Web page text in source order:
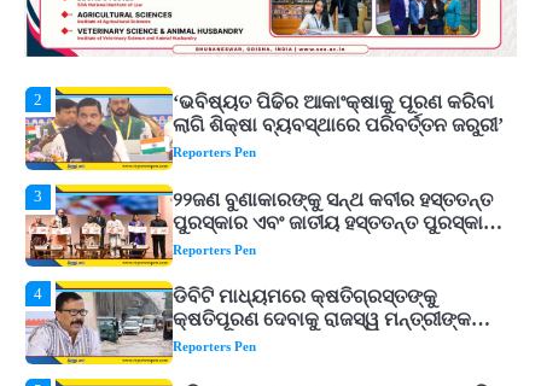
2
‘ଭବିଷ୍ୟତ ପିଢିର ଆକାଂକ୍ଷାକୁ ପୂରଣ କରିବା
ଲାଗି ଶିକ୍ଷା ବ୍ୟବସ୍ଥାରେ ପରିବର୍ତ୍ତନ ଜରୁରୀ’
3
୨୨ଜଣ ବୁଣାକାରଙ୍କୁ ସନ୍ଥ କବୀର ହସ୍ତତନ୍ତ
ପୁରସ୍କାର ଏବଂ ଜାତୀୟ ହସ୍ତତନ୍ତ ପୁରସ୍କାର
ପ୍ରଦାନ, ଓଡ଼ିଶାରୁ ୨ ଜଣଙ୍କୁ ମିଳିଲା
Reporters Pen
4
ଡିବିଟି ମାଧ୍ୟମରେ କ୍ଷତିଗ୍ରସ୍ତଙ୍କୁ
କ୍ଷତିପୂରଣ ଦେବାକୁ ରାଜସ୍ୱ ମନ୍ତ୍ରୀଙ୍କ
ନିର୍ଦ୍ଦେଶ
Reporters Pen
5
ଓଡ଼ିଶା ଫୁଡ୍ ପ୍ରୋ ୨୦୨୬ : ୪୩,୪୩୭ କୋଟି
ଟଙ୍କାର ନିବେଶ ପ୍ରସ୍ତାବ ହାସଲ
Reporters Pen